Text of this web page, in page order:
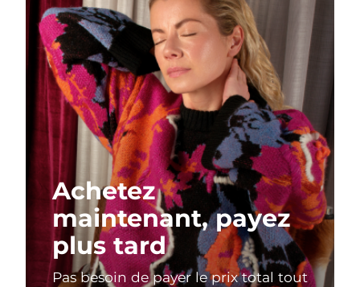
Achetez
maintenant, payez
plus tard
Pas besoin de payer le prix total tout